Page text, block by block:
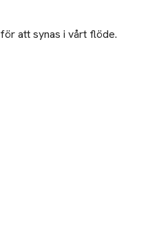
att synas i vårt flöde.